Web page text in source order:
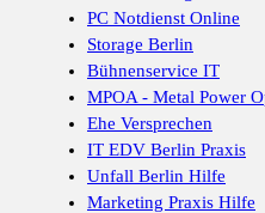
PC Notdienst Online
Storage Berlin
Bühnenservice IT
MPOA - Metal Power
Ehe Versprechen
IT EDV Berlin Praxis
Unfall Berlin Hilfe
Marketing Praxis Hilfe